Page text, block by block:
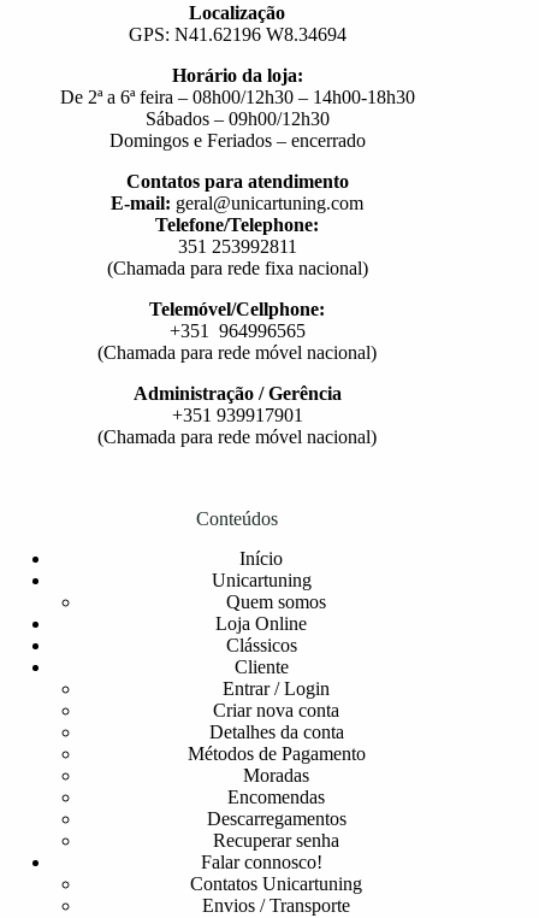
Localização
GPS: N41.62196 W8.34694
Horário da loja:
De 2ª a 6ª feira – 08h00/12h30 – 14h00-18h30
Sábados – 09h00/12h30
Domingos e Feriados – encerrado
Contatos para atendimento
E-mail: geral@unicartuning.com
Telefone/Telephone:
351 253992811
(Chamada para rede fixa nacional)
Telemóvel/Cellphone:
+351 964996565
(Chamada para rede móvel nacional)
Administração / Gerência
+351 939917901
(Chamada para rede móvel nacional)
Conteúdos
Início
Unicartuning
Quem somos
Loja Online
Clássicos
Cliente
Entrar / Login
Criar nova conta
Detalhes da conta
Métodos de Pagamento
Moradas
Encomendas
Descarregamentos
Recuperar senha
Falar connosco!
Contatos Unicartuning
Envios / Transporte